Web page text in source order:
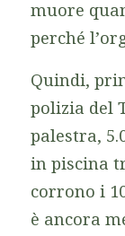
muore
perché
Quindi,
polizia del
palestra,
in piscina
corrono i
è ancora